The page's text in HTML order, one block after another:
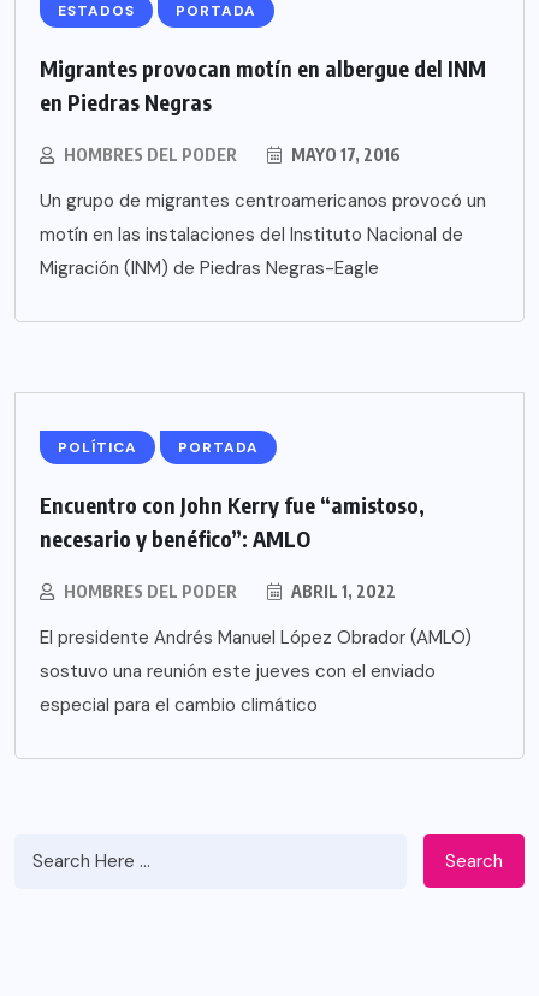
ESTADOS PORTADA
Migrantes provocan motín en albergue del INM
en Piedras Negras
HOMBRES DEL PODER MAYO 17, 2016
Un grupo de migrantes centroamericanos provocó un
motín en las instalaciones del Instituto Nacional de
Migración (INM) de Piedras Negras-Eagle
POLÍTICA PORTADA
Encuentro con John Kerry fue “amistoso,
necesario y benéfico”: AMLO
HOMBRES DEL PODER ABRIL 1, 2022
El presidente Andrés Manuel López Obrador (AMLO)
sostuvo una reunión este jueves con el enviado
especial para el cambio climático
Search